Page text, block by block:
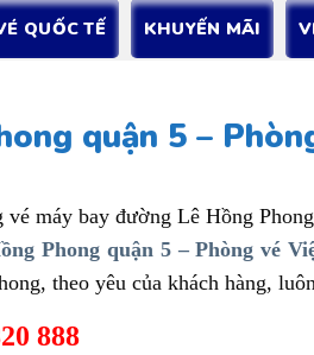
QUỐC TẾ KHUYẾN MÃI
quận 5 –
máy bay đường Lê Hồng
Phong quận 5 – Phòng vé
theo yêu của khách hàng,
888